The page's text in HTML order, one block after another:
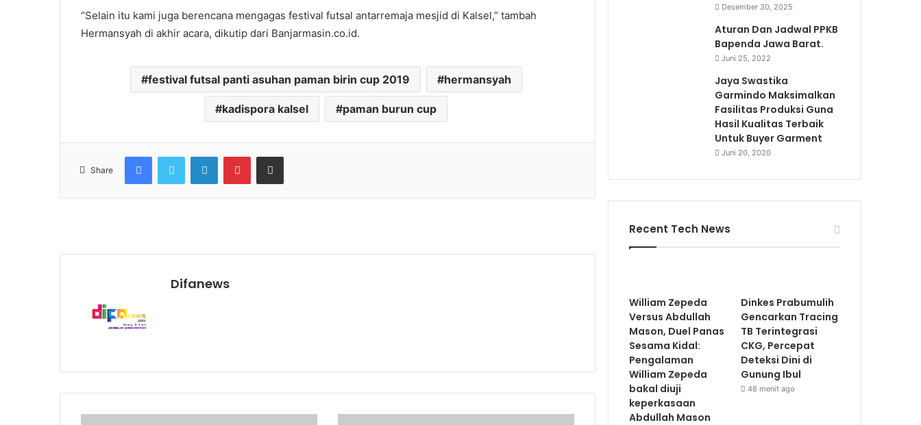
“Selain itu kami juga berencana mengagas festival futsal antarremaja mesjid di Kalsel,” tambah
Hermansyah di akhir acara, dikutip dari Banjarmasin.co.id.
festival futsal panti asuhan paman birin cup 2019 hermansyah
kadispora kalsel paman burun cup
Share
FacebookTwitter LinkedInPinterestShare via Email
Difanews
Desember 30, 2025
Aturan Dan Jadwal PPKB
Bapenda Jawa Barat.
Juni 25, 2022
Jaya Swastika
Garmindo Maksimalkan
Fasilitas Produksi Guna
Hasil Kualitas Terbaik
Untuk Buyer Garment
Juni 20, 2020
Recent Tech News
William Zepeda
Versus Abdullah
Mason, Duel Panas
Sesama Kidal:
Pengalaman
William Zepeda
bakal diuji
keperkasaan
Abdullah Mason
Dinkes Prabumulih
Gencarkan Tracing
TB Terintegrasi
CKG, Percepat
Deteksi Dini di
Gunung Ibul
48 menit ago